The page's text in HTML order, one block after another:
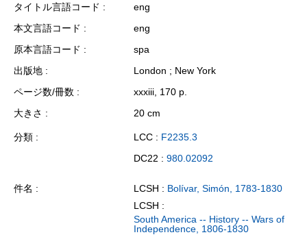
タイトル言語コード
eng
本文言語コード
eng
原本言語コード
spa
出版地
London ; New York
ページ数/冊数
xxxiii, 170 p.
大きさ
20 cm
分類 LCC : F2235.3
DC22 : 980.02092
件名 LCSH : Bolívar, Simón, 1783-1830
LCSH :
South America -- History -- Wars of
Independence, 1806-1830